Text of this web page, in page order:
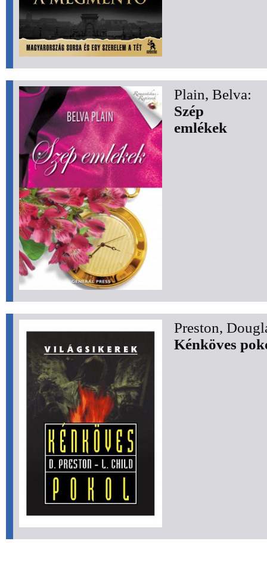
Plain, Belva:
Szép
emlékek
Preston,
Kénköves